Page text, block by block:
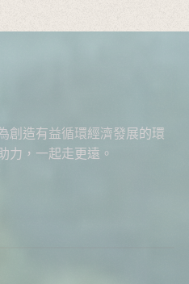
創造有益循環經濟發展的環
力，一起走更遠。